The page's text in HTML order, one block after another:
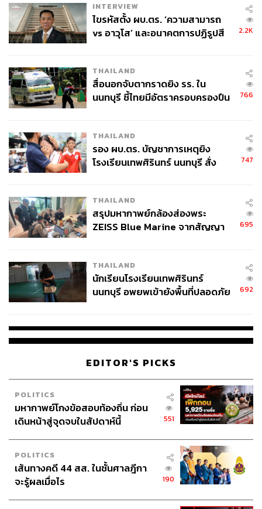
ในทางกลับกัน ด้านโปรดักชันของ รฤก โปรดั๊กชั่น ยังถือว่ามี
ความสวยงามเหมือนอีเรียมซิ่งก่อนหน้านี้แฝงไว้อยู่ การถ่าย
ภาพทิวทัศน์ดูโดดเด่น ทำให้เราอดที่จะลอบชมบรรยากาศ
สมัยย้อนยุค และดูเหมือนว่าโปรดักชันนี้จะเนรมิตออกมาได้
ยอดเยี่ยม อาจเข้าตาถึงชาวต่างชาติที่หลงรักเอกลักษณ์ใน
ความเป็นไทยได้อย่างง่ายดาย
อีกสิ่งหนึ่งที่เราต้องยอมรับ คือพลังการแสดงแบบตลก
ธรรมชาติจากนักแสดงสมทบท่านอื่น ไม่ว่าจะเป็น อ๊อด น่า
รัก, ก๊อตจิ-ทัชชกร บุญลัภยานันท์, จ๊ะ-นงผณี มหาดไทย ฯลฯ
ซึ่งหลายคนเคยมีประสบการณ์และถนัดงานคอเมดี้อยู่เป็นทุน
ควัน เนื่องจากจังหวะรับส่งนั้นเต็มเปี่ยมไปด้วยไหวพริบและ
ลื่นไหล
บัวผันฟันยับอาจจะเป็นภาพยนตร์ที่เหมาะสมกับกลุ่มเป้า
มีช่องโหว่ไปบ้าง แต่ข้อดีก็ยังมีพลังจากนักแสดงหลายคนที่ส่ง
ออกความตลกพอให้ยิ้มออก บวกกับงานโปรดักชันระดับพอดู
ดี เพียงจุดนี้ก็อาจทำให้ผู้ชมบางคนรู้สึกเบิกบานไปตามตัว
ภาพยนตร์ได้ ซึ่งทั้งหมดก็ขึ้นอยู่กับประสบการณ์ร่วมของผู้ชม
แต่ละคน
รับชมตัวอย่างภาพยนตร์ได้ที่นี่
INTERVIEW
ไขรหัสตั้ง ผบ.ตร. ‘ความสามารถ
vs อาวุโส’ และอนาคตการปฏิรูปสี
2.2K
THAILAND
สื่อนอกจับตากราดยิง รร. ใน
นนทบุรี ชี้ไทยมีอัตราครอบครองปืน
766
THAILAND
รอง ผบ.ตร. บัญชาการเหตุยิง
โรงเรียนเทพศิรินทร์ นนทบุรี สั่ง
747
THAILAND
สรุปมหากาพย์กล้องส่องพระ
ZEISS Blue Marine จากสัญญา
จ่ายหนี้-แอบระบุแบรนด์
695
THAILAND
นักเรียนโรงเรียนเทพศิรินทร์
นนทบุรี อพยพเข้ายังพื้นที่ปลอดภัย
692
EDITOR'S PICKS
POLITICS
มหากาพย์โกงข้อสอบท้องถิ่น ก่อน
เดินหน้าสู่จุดจบในสัปดาห์นี้
551
POLITICS
เส้นทางคดี 44 สส. ในชั้นศาลฎีกา
จะรู้ผลเมื่อไร
190